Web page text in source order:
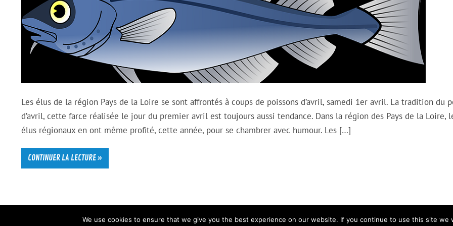
Les élus de la région Pays de la Loire se sont affrontés à coups de poissons d’avril, samedi 1er avril. La tradition du
d’avril, cette farce réalisée le jour du premier avril est toujours aussi tendance. Dans la région des Pays de la Loire,
élus régionaux en ont même profité, cette année, pour se chambrer avec humour. Les […]
CONTINUER LA LECTURE »
We use cookies to ensure that we give you the best experience on our website. If you continue to use this site we